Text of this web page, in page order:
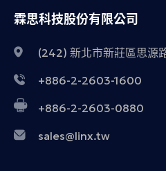
霖思科技股份有限公司
(242) 新北市新莊區思源
+886-2-2603-1600
+886-2-2603-0880
sales@linx.tw